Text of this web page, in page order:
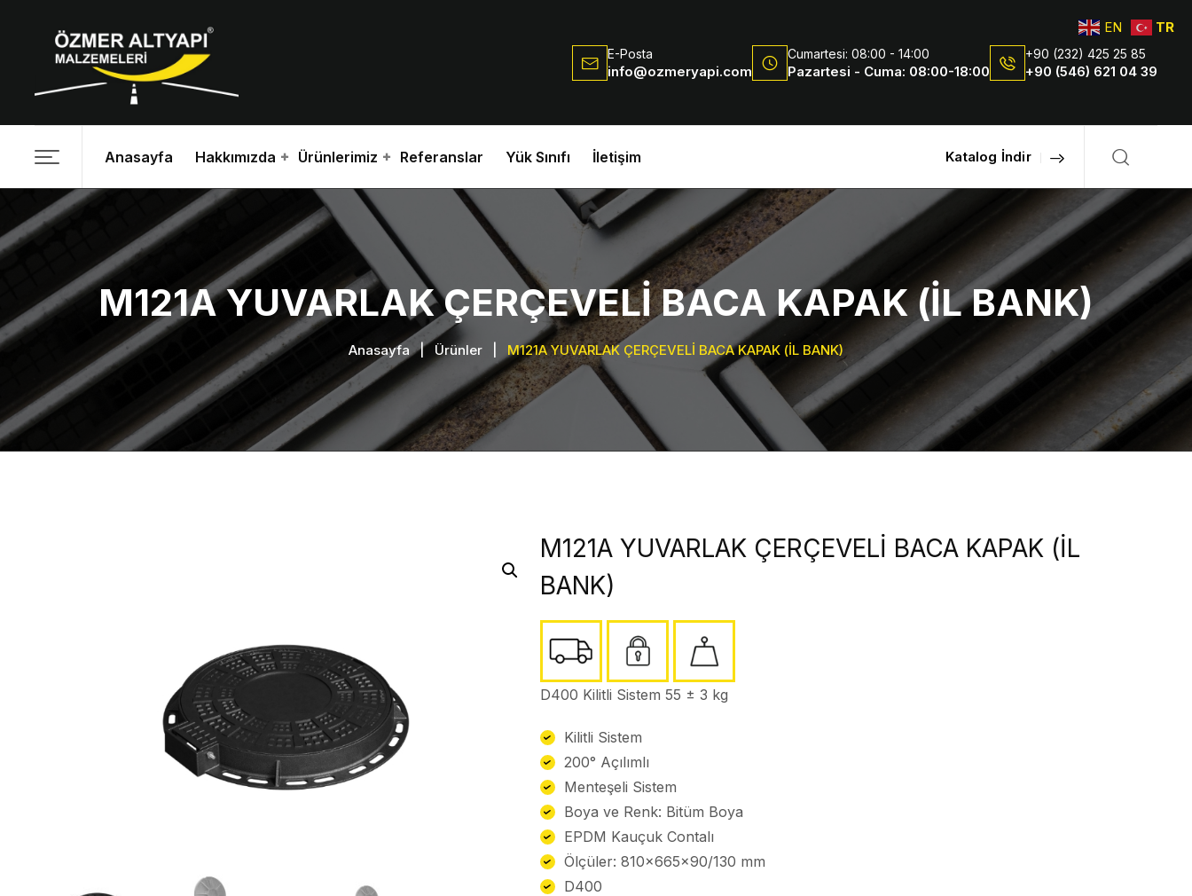
E-Posta
info@ozmeryapi.com
Cumartesi: 08:00 - 14:00
Pazartesi - Cuma: 08:00-18:00
+90 (232) 425 25 85
+90 (546) 621 04 39
Anasayfa Hakkımızda Ürünlerimiz Referanslar Yük Sınıfı İletişim Katalog İndir
M121A YUVARLAK ÇERÇEVELİ BACA KAPAK (İL BANK)
Anasayfa | Ürünler M121A YUVARLAK ÇERÇEVELİ BACA KAPAK (İL BANK)
M121A YUVARLAK ÇERÇEVELİ BACA KAPAK (İL
BANK)
D400 Kilitli Sistem 55 ± 3 kg
Kilitli Sistem
200° Açılımlı
Menteşeli Sistem
Boya ve Renk: Bitüm Boya
EPDM Kauçuk Contalı
Ölçüler: 810x665x90/130 mm
D400
EN TR